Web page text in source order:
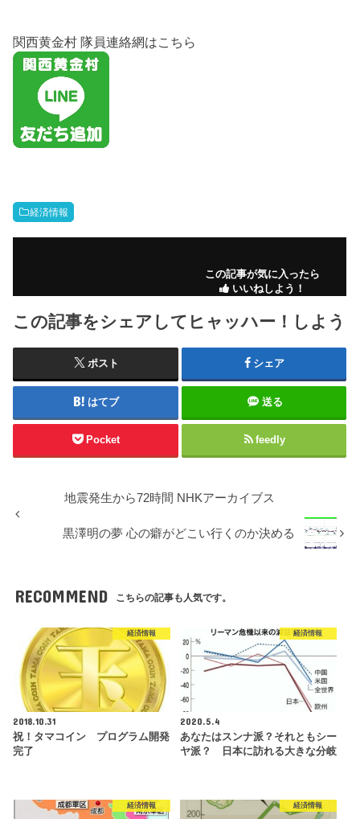
関西黄金村 隊員連絡網はこちら
経済情報
この記事が気に入ったら
いいねしよう！
この記事をシェアしてヒャッハー！しよう
ポスト シェア
はてブ 送る
Pocket feedly
地震発生から72時間 NHKアーカイブス
黒澤明の夢 心の癖がどこい行くのか決める
RECOMMEND こちらの記事も人気です。
経済情報
2018.10.31
祝！タマコイン プログラム開発
完了
経済情報
2020.5.4
あなたはスンナ派？それともシー
ヤ派？ 日本に訪れる大きな分岐
経済情報 経済情報